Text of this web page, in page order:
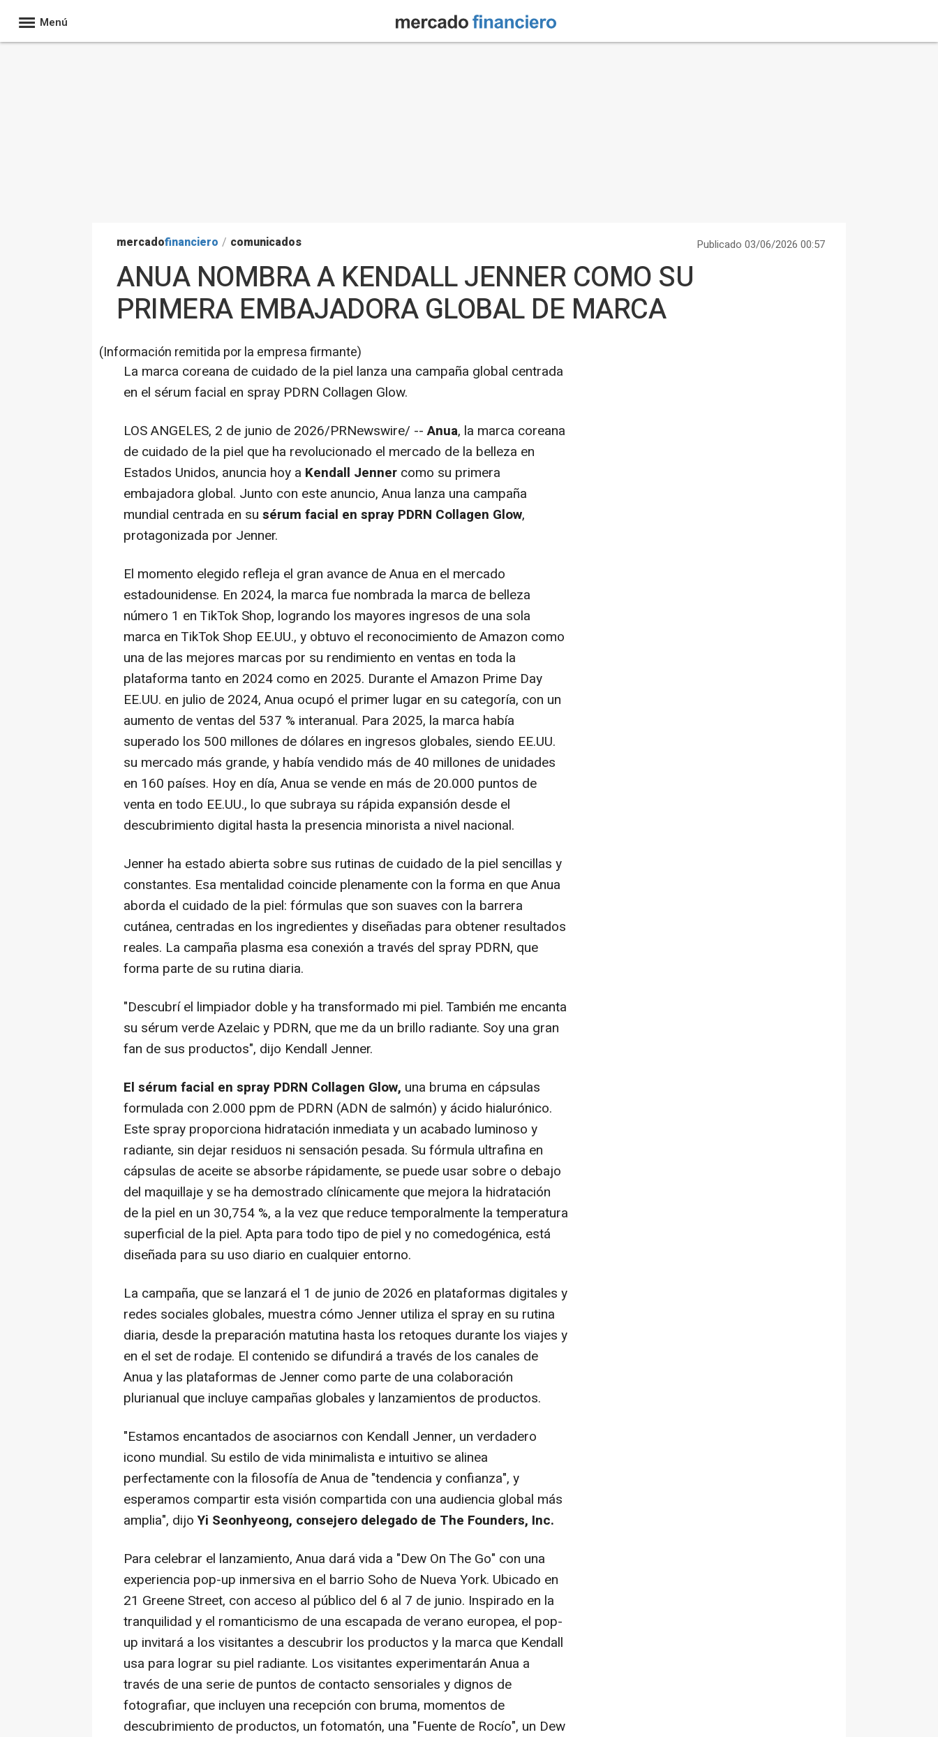
Menú
mercadofinanciero / comunicados Publicado 03/06/2026 00:57
ANUA NOMBRA A KENDALL JENNER COMO SU
PRIMERA EMBAJADORA GLOBAL DE MARCA
(Información remitida por la empresa firmante)
La marca coreana de cuidado de la piel lanza una campaña global centrada
en el sérum facial en spray PDRN Collagen Glow.
LOS ANGELES, 2 de junio de 2026/PRNewswire/ --Anua, la marca coreana
de cuidado de la piel que ha revolucionado el mercado de la belleza en
Estados Unidos, anuncia hoy a Kendall Jenner como su primera
embajadora global. Junto con este anuncio, Anua lanza una campaña
mundial centrada en su sérum facial en spray PDRN Collagen Glow,
protagonizada por Jenner.
El momento elegido refleja el gran avance de Anua en el mercado
estadounidense. En 2024, la marca fue nombrada la marca de belleza
número 1 en TikTok Shop, logrando los mayores ingresos de una sola
marca en TikTok Shop EE.UU., y obtuvo el reconocimiento de Amazon como
una de las mejores marcas por su rendimiento en ventas en toda la
plataforma tanto en 2024 como en 2025. Durante el Amazon Prime Day
EE.UU. en julio de 2024, Anua ocupó el primer lugar en su categoría, con un
aumento de ventas del 537 % interanual. Para 2025, la marca había
superado los 500 millones de dólares en ingresos globales, siendo EE.UU.
su mercado más grande, y había vendido más de 40 millones de unidades
en 160 países. Hoy en día, Anua se vende en más de 20.000 puntos de
venta en todo EE.UU., lo que subraya su rápida expansión desde el
descubrimiento digital hasta la presencia minorista a nivel nacional.
Jenner ha estado abierta sobre sus rutinas de cuidado de la piel sencillas y
constantes. Esa mentalidad coincide plenamente con la forma en que Anua
aborda el cuidado de la piel: fórmulas que son suaves con la barrera
cutánea, centradas en los ingredientes y diseñadas para obtener resultados
reales. La campaña plasma esa conexión a través del spray PDRN, que
forma parte de su rutina diaria.
"Descubrí el limpiador doble y ha transformado mi piel. También me encanta
su sérum verde Azelaic y PDRN, que me da un brillo radiante. Soy una gran
fan de sus productos", dijo Kendall Jenner.
El sérum facial en spray PDRN Collagen Glow, una bruma en cápsulas
formulada con 2.000 ppm de PDRN (ADN de salmón) y ácido hialurónico.
Este spray proporciona hidratación inmediata y un acabado luminoso y
radiante, sin dejar residuos ni sensación pesada. Su fórmula ultrafina en
cápsulas de aceite se absorbe rápidamente, se puede usar sobre o debajo
del maquillaje y se ha demostrado clínicamente que mejora la hidratación
de la piel en un 30,754 %, a la vez que reduce temporalmente la temperatura
superficial de la piel. Apta para todo tipo de piel y no comedogénica, está
diseñada para su uso diario en cualquier entorno.
La campaña, que se lanzará el 1 de junio de 2026 en plataformas digitales y
redes sociales globales, muestra cómo Jenner utiliza el spray en su rutina
diaria, desde la preparación matutina hasta los retoques durante los viajes y
en el set de rodaje. El contenido se difundirá a través de los canales de
Anua y las plataformas de Jenner como parte de una colaboración
plurianual que incluye campañas globales y lanzamientos de productos.
"Estamos encantados de asociarnos con Kendall Jenner, un verdadero
icono mundial. Su estilo de vida minimalista e intuitivo se alinea
perfectamente con la filosofía de Anua de "tendencia y confianza", y
esperamos compartir esta visión compartida con una audiencia global más
amplia", dijoYi Seonhyeong, consejero delegado de The Founders, Inc.
Para celebrar el lanzamiento, Anua dará vida a "Dew On The Go" con una
experiencia pop-up inmersiva en el barrio Soho de Nueva York. Ubicado en
21 Greene Street, con acceso al público del 6 al 7 de junio. Inspirado en la
tranquilidad y el romanticismo de una escapada de verano europea, el pop-
up invitará a los visitantes a descubrir los productos y la marca que Kendall
usa para lograr su piel radiante. Los visitantes experimentarán Anua a
través de una serie de puntos de contacto sensoriales y dignos de
fotografiar, que incluyen una recepción con bruma, momentos de
descubrimiento de productos, un fotomatón, una "Fuente de Rocío", un Dew